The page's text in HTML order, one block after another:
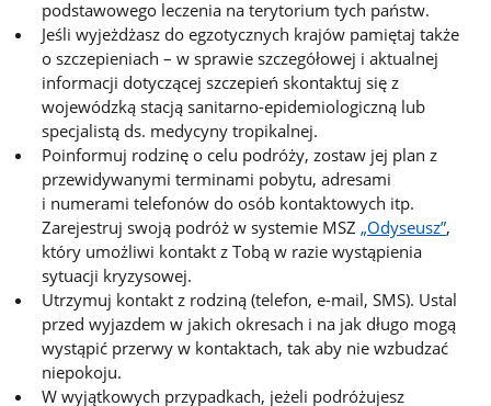
podstawowego leczenia na terytorium tych państw.
Jeśli wyjeżdżasz do egzotycznych krajów pamiętaj także
o szczepieniach – w sprawie szczegółowej i aktualnej
informacji dotyczącej szczepień skontaktuj się z
wojewódzką stacją sanitarno-epidemiologiczną lub
specjalistą ds. medycyny tropikalnej.
Poinformuj rodzinę o celu podróży, zostaw jej plan z
przewidywanymi terminami pobytu, adresami
i numerami telefonów do osób kontaktowych itp.
Zarejestruj swoją podróż w systemie MSZ„Odyseusz”,
który umożliwi kontakt z Tobą w razie wystąpienia
sytuacji kryzysowej.
Utrzymuj kontakt z rodziną (telefon, e-mail, SMS). Ustal
przed wyjazdem w jakich okresach i na jak długo mogą
wystąpić przerwy w kontaktach, tak aby nie wzbudzać
niepokoju.
W wyjątkowych przypadkach, jeżeli podróżujesz